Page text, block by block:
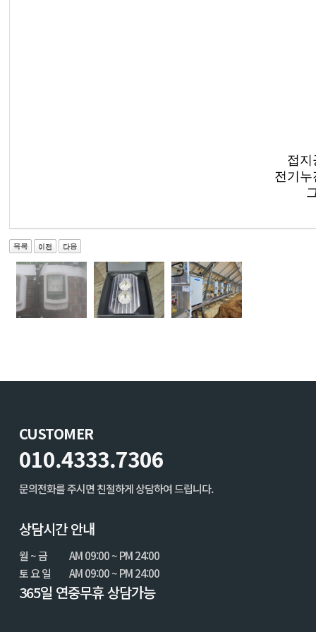
접지
전기
CUSTOMER
010.4333.7306
문의전화를 주시면 친절하게 상담하여 드립니다.
상담시간 안내
월 ~ 금
AM 09:00 ~ PM 24:00
토 요 일
AM 09:00 ~ PM 24:00
365일 연중무휴 상담가능